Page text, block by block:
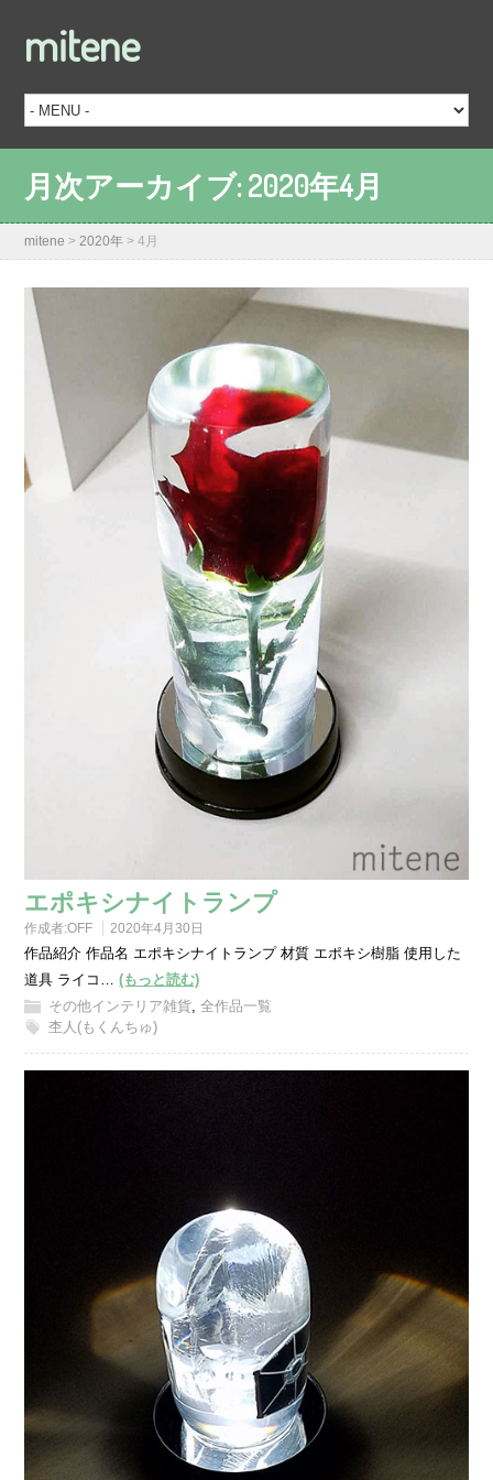
mitene
月次アーカイブ:2020年4月
mitene >2020年 >4月
エポキシナイトランプ
作成者:OFF 2020年4月30日
作品紹介 作品名 エポキシナイトランプ 材質 エポキシ樹脂 使用した
道具 ライコ…(もっと読む)
その他インテリア雑貨 ,全作品一覧
杢人(もくんちゅ)